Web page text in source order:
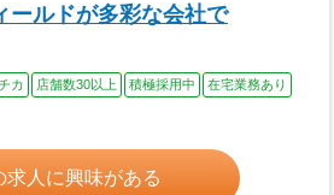
ールドが多彩な会社で
カ 店舗数30以上 積極採用中
在宅業務あり
求人に興味がある